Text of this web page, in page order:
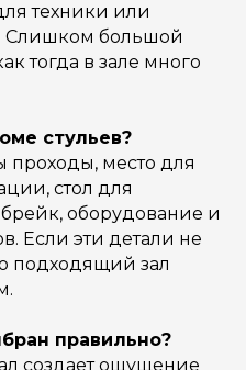
техники или
Слишком большой
тогда в зале много
стульев?
место для
стол для
оборудование и
Если эти детали не
подходящий зал
правильно?
создает ощущение